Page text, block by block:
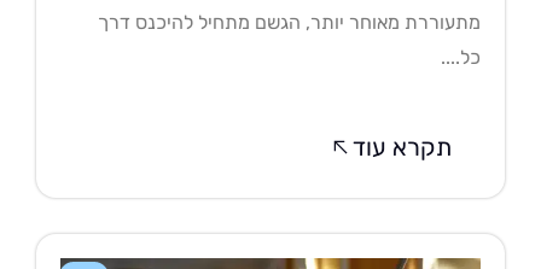
מאוחר יותר, הגשם מתחיל להיכנס דרך
תקרא עוד